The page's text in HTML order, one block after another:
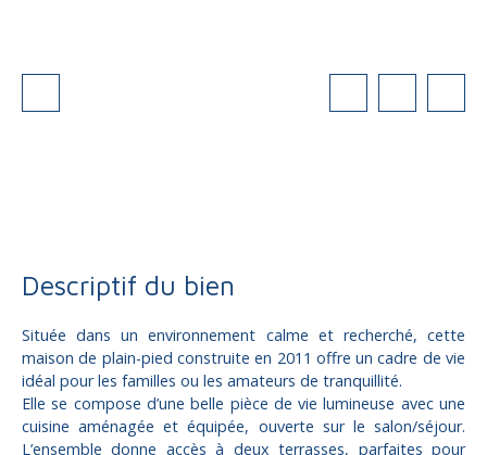
Descriptif du bien
Située dans un environnement calme et recherché, cette
maison de plain-pied construite en 2011 offre un cadre de vie
idéal pour les familles ou les amateurs de tranquillité.
Elle se compose d’une belle pièce de vie lumineuse avec une
cuisine aménagée et équipée, ouverte sur le salon/séjour.
L’ensemble donne accès à deux terrasses, parfaites pour